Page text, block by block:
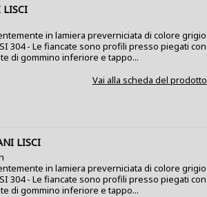
LISCI
in lamiera preverniciata di colore grigio
304 - Le fiancate sono profili presso piegati con
di gommino inferiore e tappo...
Vai alla scheda del prodotto
LISCI
in lamiera preverniciata di colore grigio
304 - Le fiancate sono profili presso piegati con
di gommino inferiore e tappo...